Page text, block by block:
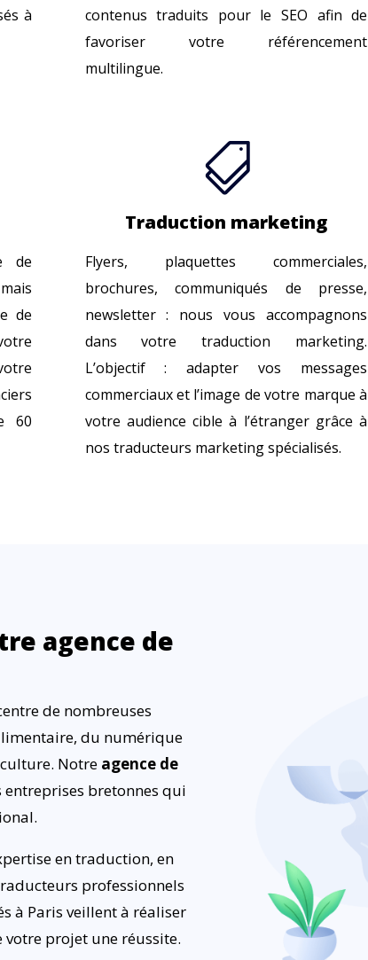
à
contenus traduits pour le SEO afin de
favoriser votre référencement
multilingue.
de
de
60

Traduction marketing
Flyers, plaquettes commerciales,
brochures, communiqués de presse,
newsletter : nous vous accompagnons
dans votre traduction marketing.
L’objectif : adapter vos messages
commerciaux et l’image de votre marque à
votre audience cible à l’étranger grâce à
nos traducteurs marketing spécialisés.
agence de
de nombreuses
du numérique
Notre agence de
entreprises bretonnes qui
en traduction, en
professionnels
à Paris veillent à réaliser
projet une réussite.